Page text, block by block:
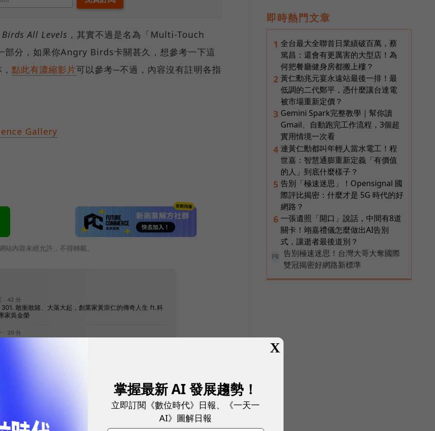
All Levels ，其實不過是名為「Multi-Touch
分，如果你Angry Birds卡關甚久，想參考一下這
點此有濃縮影片可以參考─不過，內容沒有註明各指
Gallery
站內容未經允許，不得轉載。
即時熱門文章
1 全台最大全聯首日業績破百萬，蔡
篤昌：還會有更厲害的大型店！為
何把餐廳健身房都搬上樓？
2 黃仁勳兆元宴永遠站最後一排！最
低調的二代鄭平，憑什麼讓台達電
被市場重新定價？
3 Gemini Spark完整教學｜幫你讀
Gmail、自動跑完工作流程，3個超
實用情境一次看
4 連黃仁勳都叫年輕人當水電工！程
世嘉：智慧通膨重新定義「有價值
的人」到底什麼樣子？
5 告別「極速迷思」！Opensignal 國
際評比揭密：什麼才是 5G 時代的好
網路？
6 一張遺照「開口」說話，中間有8道
關卡！翊嘉禮儀怎麼做出AI告別
式，讓逝者最後道別？
PR
告別極速迷思！台灣大哥大奪國際
雙冠揭密好網路新標準
X
掌握最新 AI 發展趨勢！
立即訂閱《數位時代》日報、《一天一
AI》圖解日報